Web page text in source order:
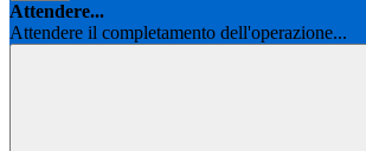
Attendere...
Attendere il completamento dell'operazione...